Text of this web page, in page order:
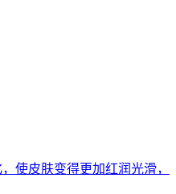
使皮肤变得更加红润光滑，